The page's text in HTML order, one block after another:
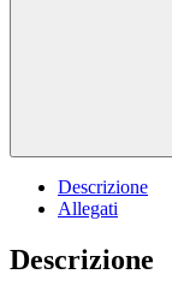
Descrizione
Allegati
Descrizione